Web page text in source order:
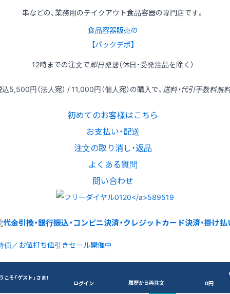
串などの、業務用のテイクアウト食品容器の専門店です。
食品容器販売の
【パックデポ】
12時までの注文で即日発送（休日・受発注品を除く）
込5,500円（法人宛） / 11,000円（個人宛）の購入で、 送料・代引手数料無
初めてのお客様はこちら
お支払い・配送
注文の取り消し・返品
よくある質問
問い合わせ
価／お値打ち値引きセール開催中
こそ「ゲスト」さま！
ログイン 履歴から再注文
0円